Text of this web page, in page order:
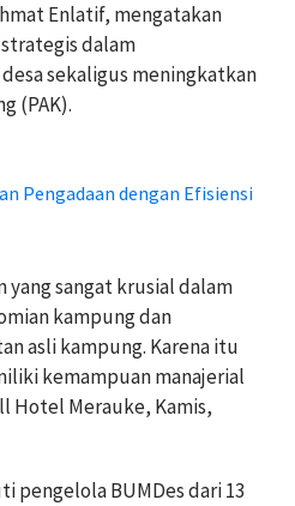
Enlatif, mengatakan
dalam
sekaligus meningkatkan
(PAK).
Pengadaan dengan Efisiensi
sangat krusial dalam
kampung dan
asli kampung. Karena itu
kemampuan manajerial
Hotel Merauke, Kamis,
pengelola BUMDes dari 13